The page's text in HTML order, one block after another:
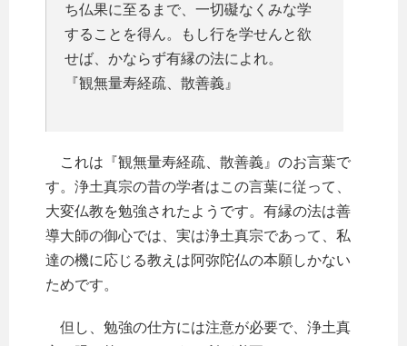
ち仏果に至るまで、一切礙なくみな学
することを得ん。もし行を学せんと欲
せば、かならず有縁の法によれ。
『観無量寿経疏、散善義』
これは『観無量寿経疏、散善義』のお言葉で
す。浄土真宗の昔の学者はこの言葉に従って、
大変仏教を勉強されたようです。有縁の法は善
導大師の御心では、実は浄土真宗であって、私
達の機に応じる教えは阿弥陀仏の本願しかない
ためです。
但し、勉強の仕方には注意が必要で、浄土真